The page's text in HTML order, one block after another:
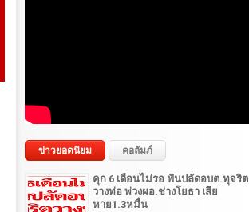
ข่าวยอดนิยม คอลัมภ์
คุก 6 เดือนไม่รอ ฟันปลัดอบต.ทุจริต
วางท่อ พ่วงผอ.ช่างโยธา เสีย
หาย1.3หมื่น